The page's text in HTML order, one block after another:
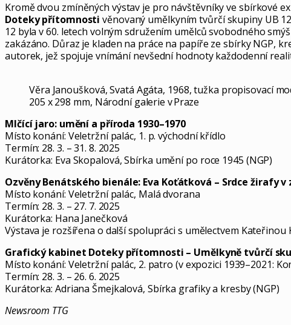
Kromě dvou zmíněných výstav je pro návštěvníky ve sbírkové
Doteky přítomnosti věnovaný umělkyním tvůrčí skupiny UB
12 byla v 60. letech volným sdružením umělců svobodného
zakázáno. Důraz je kladen na práce na papíře ze sbírky NGP,
autorek, jež spojuje vnímání nevšední hodnoty každodenní
Věra Janoušková, Svatá Agáta, 1968, tužka propisovací
205 x 298 mm, Národní galerie v Praze
Mlčící jaro: umění a příroda 1930–1970
Místo konání: Veletržní palác, 1. p. východní křídlo
Termín: 28. 3. – 31. 8. 2025
Kurátorka: Eva Skopalová, Sbírka umění po roce 1945 (NGP)
Ozvěny Benátského bienále: Eva Koťátková – Srdce žirafy
Místo konání: Veletržní palác, Malá dvorana
Termín: 28. 3. – 27. 7. 2025
Kurátorka: Hana Janečková
Výstava je rozšířena o další spolupráci s umělectvem
Grafický kabinet Doteky přítomnosti – Umělkyně tvůrčí
Místo konání: Veletržní palác, 2. patro (v expozici 1939–2021:
Termín: 28. 3. – 26. 6. 2025
Kurátorka: Adriana Šmejkalová, Sbírka grafiky a kresby (NGP)
Newsroom TTG